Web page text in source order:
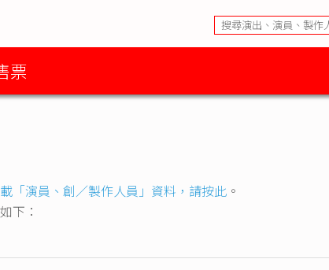
票
「演員、創／製作人員」資料，請按此 。
下：